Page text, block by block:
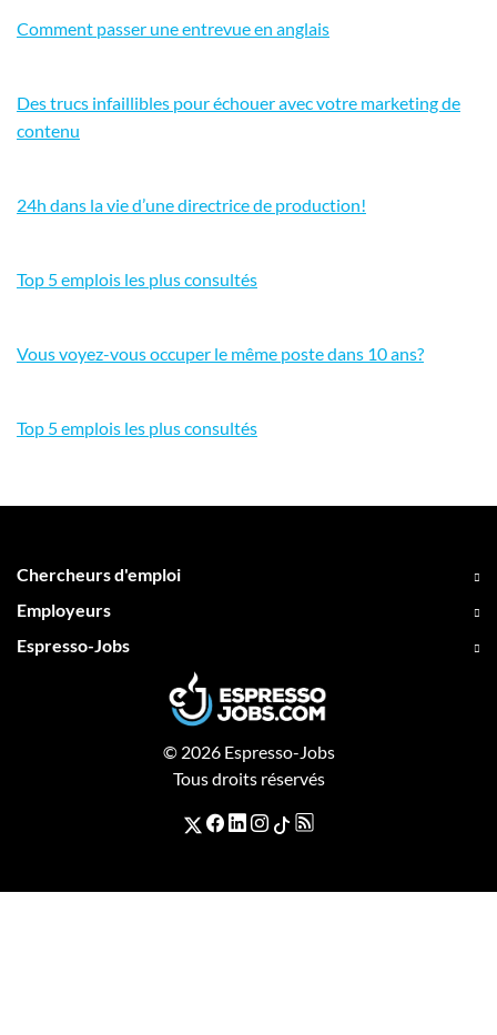
Comment passer une entrevue en anglais
Des trucs infaillibles pour échouer avec votre marketing de
contenu
24h dans la vie d’une directrice de production!
Top 5 emplois les plus consultés
Vous voyez-vous occuper le même poste dans 10 ans?
Top 5 emplois les plus consultés
Chercheurs d'emploi
Employeurs
Espresso-Jobs
© 2026 Espresso-Jobs
Tous droits réservés